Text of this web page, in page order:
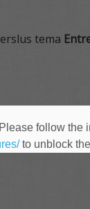
tema
follow the
to unblock